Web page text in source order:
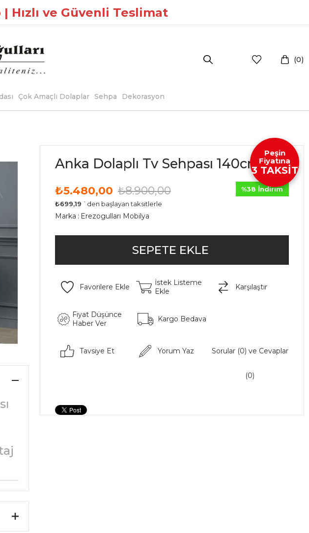
Hızlı ve Güvenli Teslimat
0
Çok Amaçlı Dolaplar Sehpa Dekorasyon
Anka Dolaplı Tv Sehpası 140cm
₺8.900,00
₺5.480,00
₺699,19 `den başlayan taksitlerle
%38 İndirim
Marka : Erezogulları Mobilya
Favorilere Ekle
İstek Listeme
Ekle
Karşılaştır
Fiyat Düşünce
Haber Ver
Kargo Bedava
Tavsiye Et Yorum Yaz Sorular (0) ve Cevaplar
(0)
Peşin
Fiyatına
3 TAKSİT